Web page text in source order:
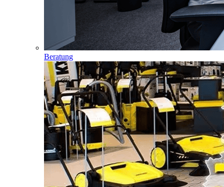
Beratung